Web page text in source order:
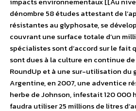
dénombre 58 études attestant de
résistantes au glyphosate, se
couvrant une surface totale d’un
spécialistes sont d’accord sur le fait
sont dues à la culture en continue
RoundUp et à une sur-utilisation du
Argentine, en 2007, une adventice
herbe de Johnson, infestait 120 000
faudra utiliser 25 millions de litres